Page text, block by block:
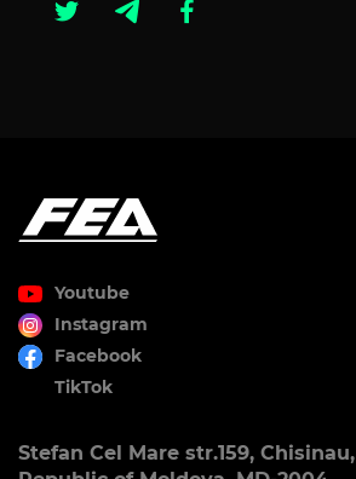
Youtube
Instagram
Facebook
TikTok
Stefan Cel Mare str.159, Chisinau,